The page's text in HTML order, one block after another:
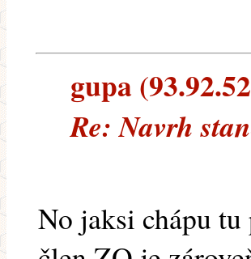
gupa
Re: Navrh
No jaksi chápu tu